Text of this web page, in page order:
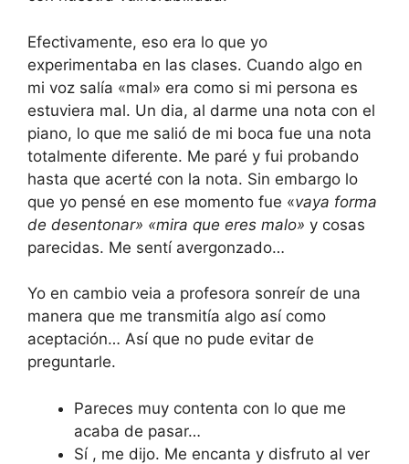
Efectivamente, eso era lo que yo
experimentaba en las clases. Cuando algo en
mi voz salía «mal» era como si mi persona es
estuviera mal. Un dia, al darme una nota con el
piano, lo que me salió de mi boca fue una nota
totalmente diferente. Me paré y fui probando
hasta que acerté con la nota. Sin embargo lo
que yo pensé en ese momento fue «vaya forma
de desentonar» «mira que eres malo» y cosas
parecidas. Me sentí avergonzado…
Yo en cambio veia a profesora sonreír de una
manera que me transmitía algo así como
aceptación… Así que no pude evitar de
preguntarle.
Pareces muy contenta con lo que me
acaba de pasar…
Sí , me dijo. Me encanta y disfruto al ver